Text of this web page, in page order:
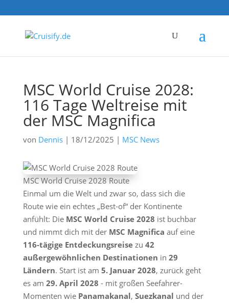
MSC World Cruise 2028:
116 Tage Weltreise mit
der MSC Magnifica
von Dennis| 18/12/2025 | MSC News
MSC World Cruise 2028 Route
Einmal um die Welt und zwar so, dass sich die
Route wie ein echtes „Best-of“ der Kontinente
anfühlt: Die MSC World Cruise 2028 ist buchbar
und nimmt dich mit der MSC Magnifica auf eine
116-tägige Entdeckungsreisezu 42
außergewöhnlichen Destinationen in 29
Ländern. Start ist am 5. Januar 2028, zurück geht
es am 29. April 2028 - mit großen Seefahrer-
Momenten wie Panamakanal, Suezkanal und der